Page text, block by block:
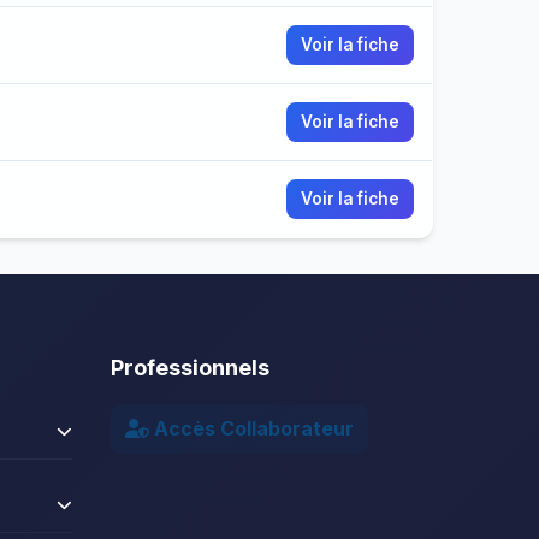
Voir la fiche
Voir la fiche
Voir la fiche
Professionnels
Accès Collaborateur